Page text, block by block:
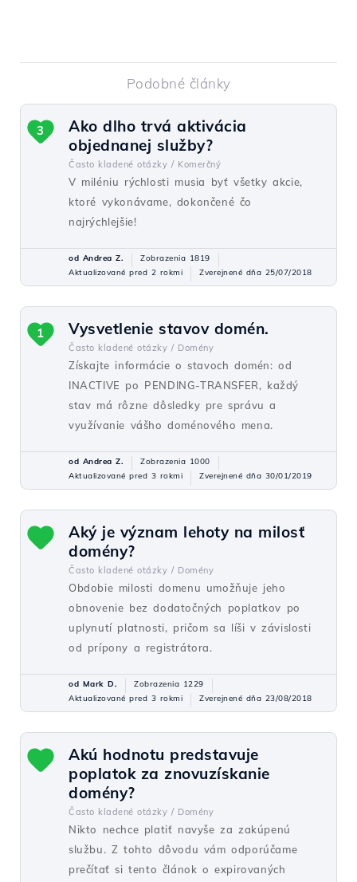
Podobné články
Ako dlho trvá aktivácia
objednanej služby?
Často kladené otázky / Komerčný
V miléniu rýchlosti musia byť všetky akcie,
ktoré vykonávame, dokončené čo
najrýchlejšie!
3
od Andrea Z.
Zobrazenia 1819
Aktualizované pred 2 rokmi
Zverejnené dňa 25/07/2018
Vysvetlenie stavov domén.
Často kladené otázky / Domény
Získajte informácie o stavoch domén: od
INACTIVE po PENDING-TRANSFER, každý
stav má rôzne dôsledky pre správu a
využívanie vášho doménového mena.
1
od Andrea Z.
Zobrazenia 1000
Aktualizované pred 3 rokmi
Zverejnené dňa 30/01/2019
Aký je význam lehoty na milosť
domény?
Často kladené otázky / Domény
Obdobie milosti domenu umožňuje jeho
obnovenie bez dodatočných poplatkov po
uplynutí platnosti, pričom sa líši v závislosti
od prípony a registrátora.
od Mark D.
Zobrazenia 1229
Aktualizované pred 3 rokmi
Zverejnené dňa 23/08/2018
Akú hodnotu predstavuje
poplatok za znovuzískanie
domény?
Často kladené otázky / Domény
Nikto nechce platiť navyše za zakúpenú
službu. Z tohto dôvodu vám odporúčame
prečítať si tento článok o expirovaných